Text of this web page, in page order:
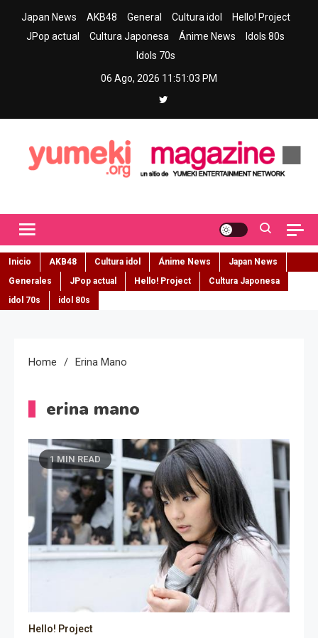
Japan News AKB48 General Cultura idol
Hello! Project
JPop actual
Cultura Japonesa Ánime News
Idols 80s
Idols 70s
06 Ago, 2026 11:51:04 PM
Inicio AKB48 Cultura idol Ánime News
Japan News
Generales
JPop actual Hello! Project
Cultura Japonesa
idol 70s
idol 80s
Home Erina Mano
erina mano
1 MIN READ
Hello! Project